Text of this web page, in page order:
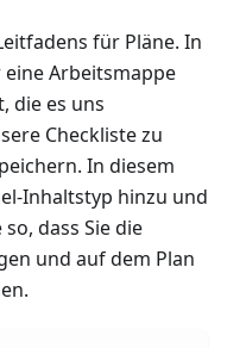
für Pläne. In
Arbeitsmappe
die es uns
Checkliste zu
In diesem
Inhaltstyp hinzu und
dass Sie die
und auf dem Plan